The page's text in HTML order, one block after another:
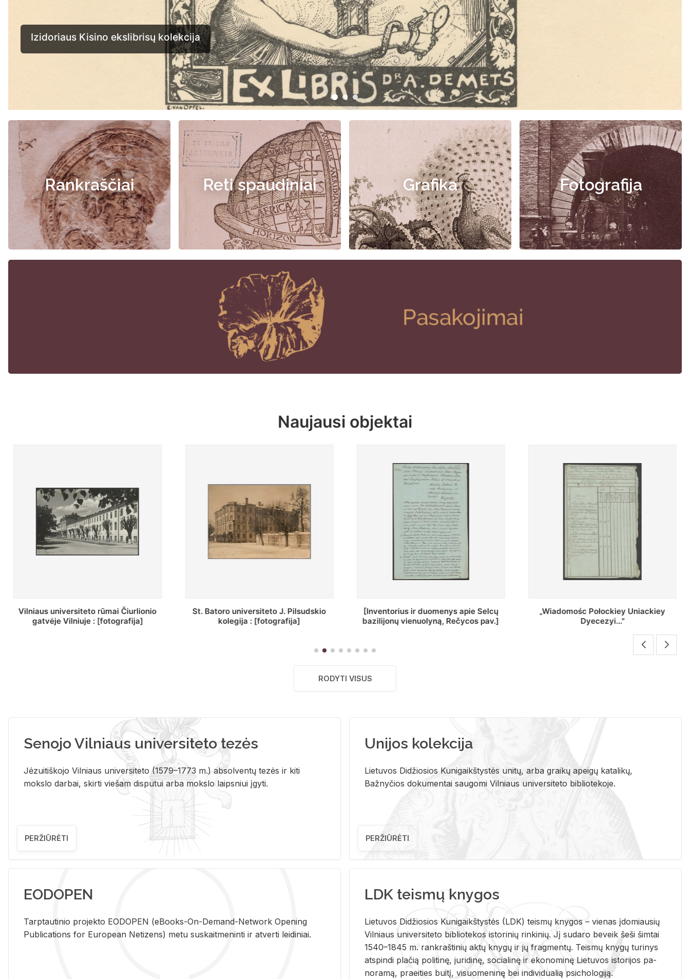
Rankraščiai Reti spaudiniai Grafika Fotografija
Naujausi objektai
St. Batoro universiteto J. Pilsudskio
kolegija : [fotografija]
[Inventorius ir duomenys apie Selcų
bazilijonų vienuolyną, Rečycos pav.]
„Wiadomośc Połockiey Uniackiey
Dyecezyi..."
Regestr Parochow Dekanatu
Brzeskiego
RODYTI VISUS
Senojo Vilniaus universiteto tezės
Jėzuitiškojo Vilniaus universiteto (1579–1773 m.) absolventų tezės ir kiti
mokslo darbai, skirti viešam disputui arba mokslo laipsniui įgyti.
PERŽIŪRĖTI
Unijos kolekcija
Lietuvos Didžiosios Kunigaikštystės unitų, arba graikų apeigų katalikų,
Bažnyčios dokumentai saugomi Vilniaus universiteto bibliotekoje.
PERŽIŪRĖTI
EODOPEN
Tarp­tau­ti­nio pro­jek­to EO­DO­PEN (eBo­oks-On-De­mand-Ne­twork Ope­ning
Pub­li­ca­tions for Eu­ro­pe­an Ne­ti­zens) metu su­skait­me­nin­ti ir at­ver­ti lei­di­niai.
LDK teismų knygos
Lie­tu­vos Di­džio­sios Ku­ni­gaikš­tys­tės (LDK) teis­mų kny­gos – vie­nas įdo­miau­sių
Vil­niaus uni­ver­si­te­to bi­b­lio­te­kos is­to­ri­nių rin­ki­nių. Jį su­da­ro be­veik šeši šim­tai
1540–1845 m. rank­raš­ti­nių aktų kny­gų ir jų frag­men­tų. Teis­mų kny­gų tu­ri­nys
at­spin­di pla­čią po­li­ti­nę, ju­ri­di­nę, so­cia­li­nę ir eko­no­mi­nę Lie­tu­vos is­to­ri­jos pa­
no­ra­mą, pra­ei­ties bui­tį, vi­suo­me­ni­nę bei in­di­vi­dua­lią psi­cho­lo­gi­ją.